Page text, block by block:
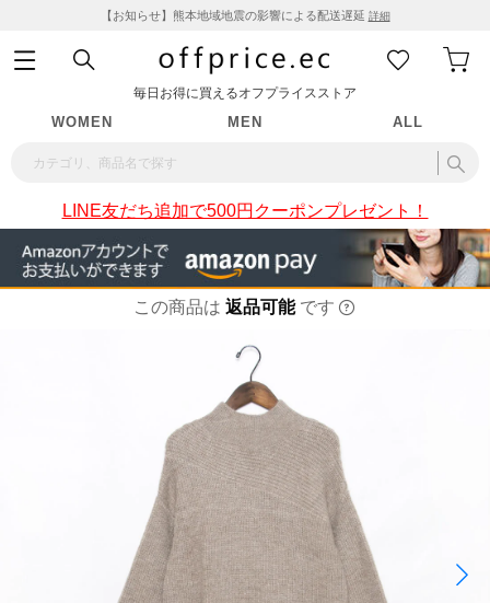
【お知らせ】熊本地域地震の影響による配送遅延 詳細
毎日お得に買えるオフプライスストア
WOMEN MEN ALL
LINE友だち追加で500円クーポンプレゼント！
この商品は 返品可能 です